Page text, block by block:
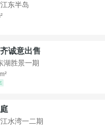
东半岛
诚意出售
湖胜景一期
水湾一二期